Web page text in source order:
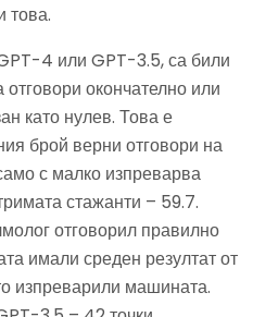
това.
4 или GPT-3.5, са били
окончателно или
като нулев. Това е
брой верни отговори на
с малко изпреварва
стажанти – 59.7.
отговорил правилно
имали среден резултат от
изпреварили машината.